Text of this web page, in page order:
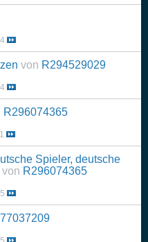
von R294529029
R296074365
Spieler, deutsche
von R296074365